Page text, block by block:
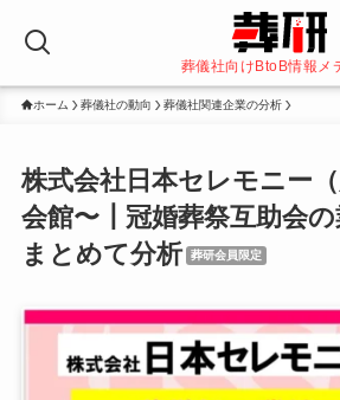
葬儀社向けBtoB情報メ
ホーム 葬儀社の動向 葬儀社関連企業の分析
株式会社日本セレモニー
会館〜┃冠婚葬祭互助会の
まとめて分析
葬研会員限定